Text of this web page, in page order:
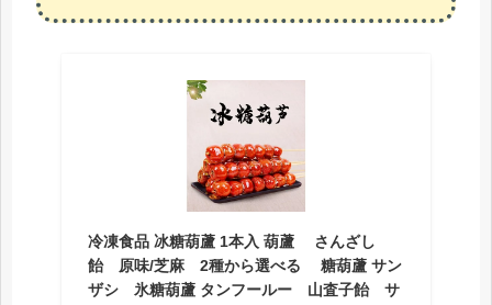
冷凍食品 冰糖葫蘆 1本入 葫蘆 さんざし
飴 原味/芝麻 2種から選べる 糖葫蘆 サン
ザシ 氷糖葫蘆 タンフールー 山査子飴 サ